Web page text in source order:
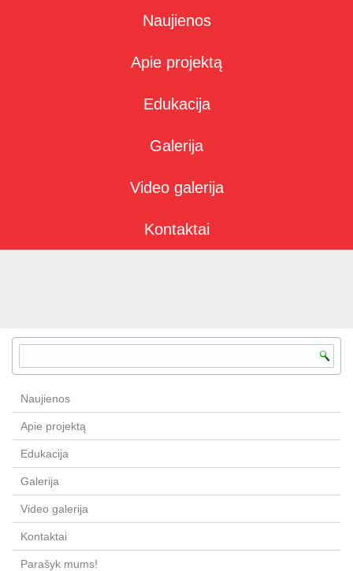
Naujienos
Apie projektą
Edukacija
Galerija
Video galerija
Kontaktai
Naujienos
Apie projektą
Edukacija
Galerija
Video galerija
Kontaktai
Parašyk mums!